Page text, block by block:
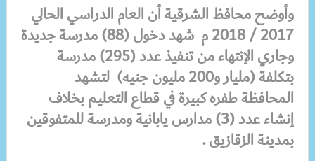
وأوضح محافظ الشرقية أنالعام الدراسي الحالي
2017 / 2018 م شهد دخول (88) مدرسة جديدة
وجاري الإنتهاء من تنفيذ عدد (295) مدرسة
بتكلفة (مليار و200 مليون جنيه) لتشهد
المحافظة طفره كبيرة في قطاع التعليم بخلاف
إنشاء عدد (3) مدارس يابانية ومدرسة للمتفوقين
بمدينة الزقازيق .